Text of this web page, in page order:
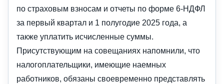
по страховым взносам и отчеты по форме 6-НДФЛ
за первый квартал и 1 полугодие 2025 года, а
также уплатить исчисленные суммы.
Присутствующим на совещаниях напомнили, что
налогоплательщики, имеющие наемных
работников, обязаны своевременно представлять